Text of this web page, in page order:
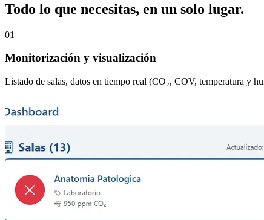
Todo lo que necesitas, en un solo lugar.
01
Monitorización y visualización
Listado de salas, datos en tiempo real (CO₂, COV, temperatura y